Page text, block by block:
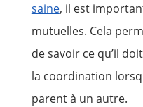
saine, il est
mutuelles. Cela
de savoir ce qu’il
la coordination
parent à un autre.